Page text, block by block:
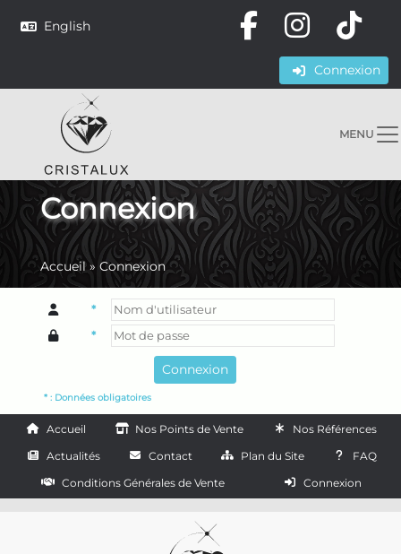
English
Connexion
MENU
Connexion
Accueil» Connexion
*
*
* : Données obligatoires
Accueil Nos Points de Vente
Nos Références
Actualités
Contact Plan du Site
FAQ
Conditions Générales de Vente
Connexion